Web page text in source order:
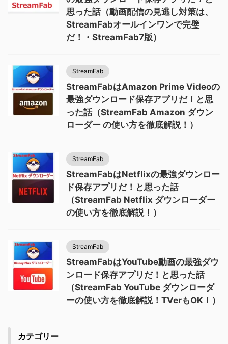
思った話（動画配信の見逃し対策は、
StreamFabオールインワンで完璧
だ！・StreamFab7版）
StreamFab
StreamFabはAmazon Prime Videoの
最強ダウンロード保存アプリだ！と思
った話（StreamFab Amazon ダウン
ローダー の使い方を徹底解説！）
StreamFab
StreamFabはNetflixの最強ダウンロー
ド保存アプリだ！と思った話
（StreamFab Netflix ダウンローダー
の使い方を徹底解説！）
StreamFab
StreamFabはYouTube動画の最強ダウ
ンロード保存アプリだ！と思った話
（StreamFab YouTube ダウンローダ
ーの使い方を徹底解説！TVerもOK！）
カテゴリー